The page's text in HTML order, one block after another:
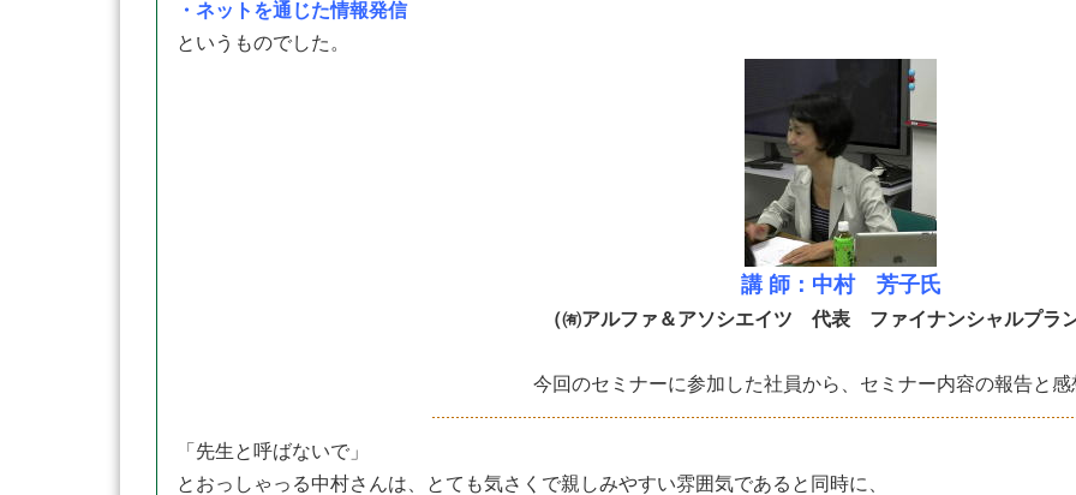
・ネットを通じた情報発信
というものでした。
講 師：中村 芳子氏
（㈲アルファ＆アソシエイツ 代表 ファイナンシャルプラン
今回のセミナーに参加した社員から、セミナー内容の報告と感
「先生と呼ばないで」
とおっしゃっる中村さんは、とても気さくで親しみやすい雰囲気であると同時に、